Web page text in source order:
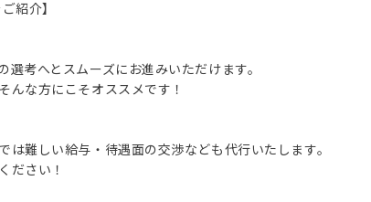
紹介】
考へとスムーズにお進みいただけます。
な方にこそオススメです！
は難しい給与・待遇面の交渉なども代行いたします。
ださい！